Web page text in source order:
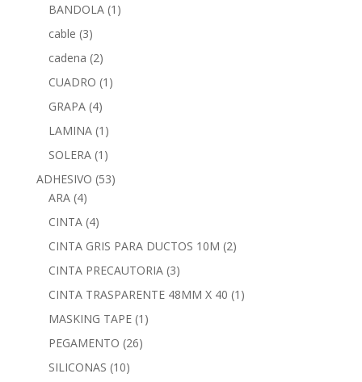
BANDOLA (1)
cable (3)
cadena (2)
CUADRO (1)
GRAPA (4)
LAMINA (1)
SOLERA (1)
ADHESIVO (53)
ARA (4)
CINTA (4)
CINTA GRIS PARA DUCTOS 10M (2)
CINTA PRECAUTORIA (3)
CINTA TRASPARENTE 48MM X 40 (1)
MASKING TAPE (1)
PEGAMENTO (26)
SILICONAS (10)